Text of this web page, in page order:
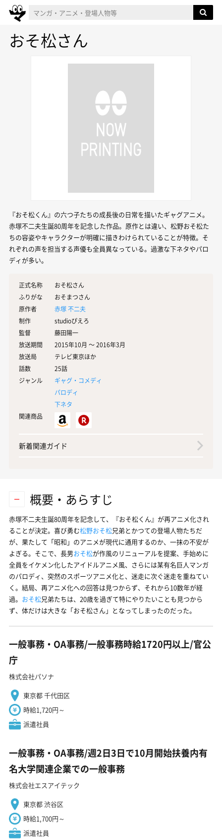
おそ松さん
『おそ松くん』の六つ子たちの成長後の日常を描いたギャグアニメ。
赤塚不二夫生誕80周年を記念した作品。原作とは違い、松野おそ松た
ちの容姿やキャラクターが明確に描きわけられていることが特徴。そ
れぞれの声を担当する声優も全員異なっている。過激な下ネタやパロ
ディが多い。
正式名称
おそ松さん
ふりがな
おそまつさん
原作者
赤塚 不二夫
制作
studioぴえろ
監督
藤田陽一
放送期間
2015年10月 〜 2016年3月
放送局
テレビ東京ほか
話数
25話
ジャンル
ギャグ・コメディ
パロディ
下ネタ
関連商品
新着関連ガイド
概要・あらすじ
赤塚不二夫生誕80周年を記念して、『おそ松くん』が再アニメ化され
ることが決定。喜び勇む松野おそ松兄弟とかつての登場人物たちだ
が、果たして「昭和」のアニメが現代に通用するのか、一抹の不安が
よぎる。そこで、長男おそ松が作風のリニューアルを提案、手始めに
全員をイケメン化したアイドルアニメ風、さらには某有名巨人マンガ
のパロディ、突然のスポーツアニメ化と、迷走に次ぐ迷走を重ねてい
く。結局、再アニメ化への回答は見つからず、それから10数年が経
過。 おそ松兄弟たちは、20歳を過ぎて特にやりたいことも見つから
ず、体だけは大きな「おそ松さん」となってしまったのだった。
一般事務・OA事務/一般事務時給1720円以上/官公
庁
株式会社パソナ
東京都 千代田区
時給1,720円～
派遣社員
一般事務・OA事務/週2日3日で10月開始扶養内有
名大学関連企業での一般事務
株式会社エスアイテック
東京都 渋谷区
時給1,700円～
派遣社員